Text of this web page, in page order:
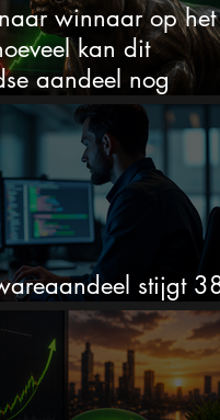
winnaar op het
kan dit
aandeel nog
stijgt
crash op zijn